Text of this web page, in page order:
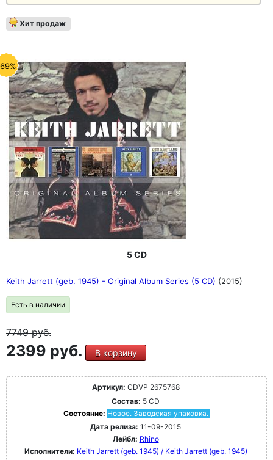
Хит продаж
5 CD
Keith Jarrett (geb. 1945) - Original Album Series (5 CD) (2015)
Есть в наличии
7749руб.
2399 руб. В корзину
Артикул: CDVP 2675768
Состав: 5 CD
Состояние: Новое. Заводская упаковка.
Дата релиза: 11-09-2015
Лейбл: Rhino
Исполнители: Keith Jarrett (geb. 1945) / Keith Jarrett (geb. 1945)